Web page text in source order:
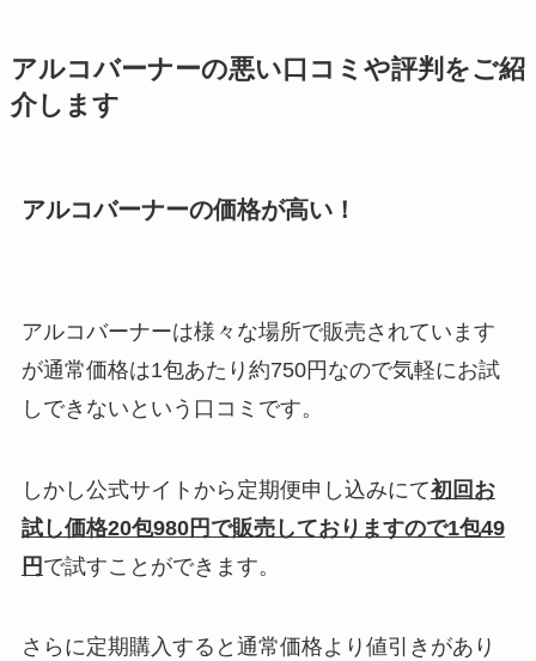
アルコバーナーの悪い口コミや評判をご紹
介します
アルコバーナーの価格が高い！
アルコバーナーは様々な場所で販売されています
が通常価格は1包あたり約750円なので気軽にお試
しできないという口コミです。
しかし公式サイトから定期便申し込みにて初回お
試し価格20包980円で販売しておりますので1包49
円 で試すことができます。
さらに定期購入すると通常価格より値引きがあり